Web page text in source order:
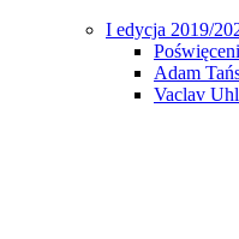
I edycja 2019/
Adam
Vaclav